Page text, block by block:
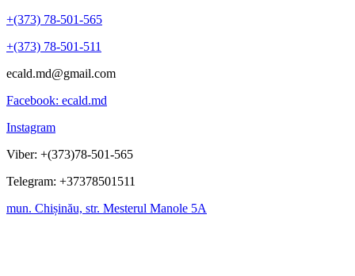
+(373) 78-501-565
+(373) 78-501-511
ecald.md@gmail.com
Facebook: ecald.md
Instagram
Viber: +(373)78-501-565
Telegram: +37378501511
mun. Chișinău, str. Mesterul Manole 5A